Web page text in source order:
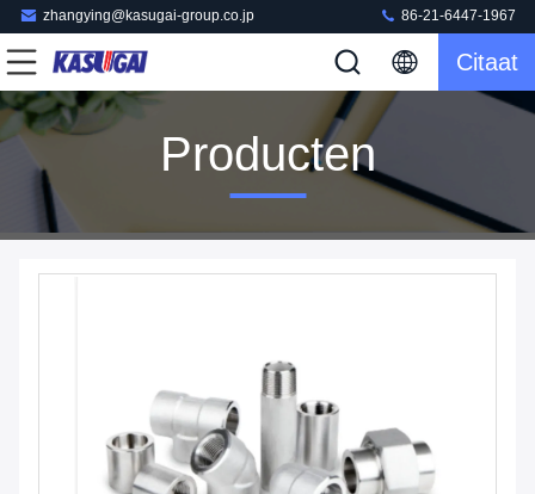
zhangying@kasugai-group.co.jp 86-21-6447-1967
Citaat
Producten